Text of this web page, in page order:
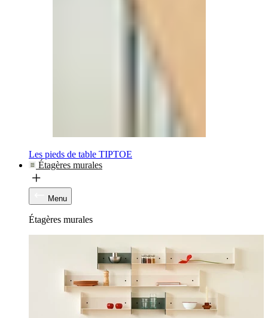
Les pieds de table TIPTOE
Étagères murales
Menu
Étagères murales